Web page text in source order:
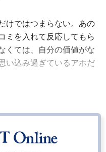
けではつまらない。あの
ミを入れて反応してもら
くては、自分の価値がな
い込み過ぎているアホだ